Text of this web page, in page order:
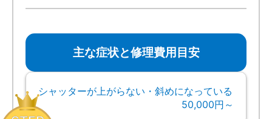
主な症状と修理費用目安
シャッターが上がらない・斜めになっている
50,000円～